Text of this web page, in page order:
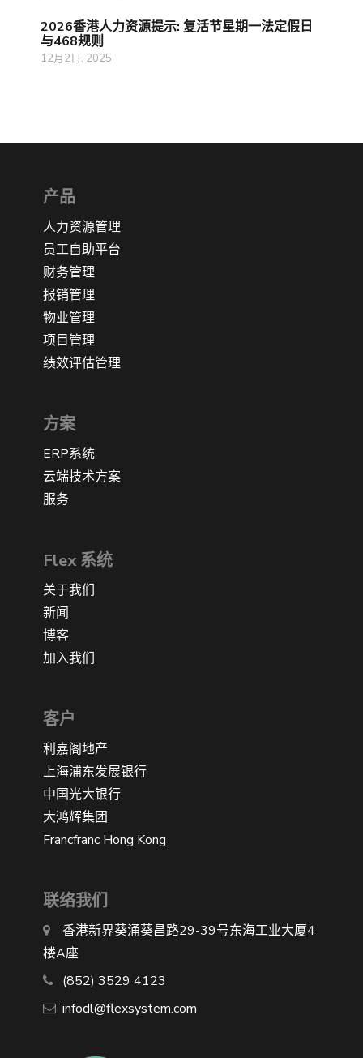
2026香港人力资源提示: 复活节星期一法定假日
与468规则
12月2日, 2025
产品
人力资源管理
员工自助平台
财务管理
报销管理
物业管理
项目管理
绩效评估管理
方案
ERP系统
云端技术方案
服务
Flex 系统
关于我们
新闻
博客
加入我们
客户
利嘉阁地产
上海浦东发展银行
中国光大银行
大鸿辉集团
Francfranc Hong Kong
联络我们
香港新界葵涌葵昌路29-39号东海工业大厦4
楼A座
(852) 3529 4123
infodl@flexsystem.com